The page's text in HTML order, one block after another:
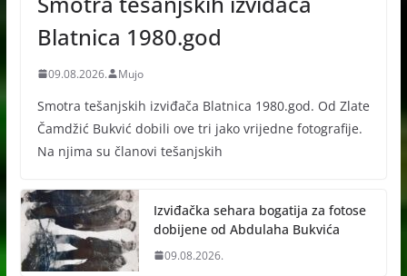
Blatnica 1980.god
09.08.2026. Mujo
Smotra tešanjskih izviđača Blatnica 1980.god. Od Zlate
Čamdžić Bukvić dobili ove tri jako vrijedne fotografije.
Na njima su članovi tešanjskih
Izviđačka sehara bogatija za fotose
dobijene od Abdulaha Bukvića
09.08.2026.